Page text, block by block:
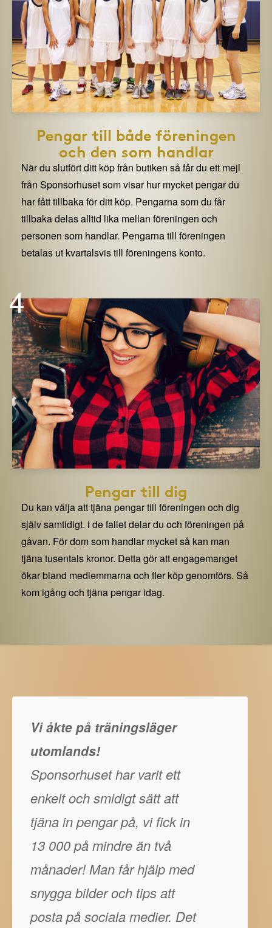
Pengar till både föreningen
och den som handlar
När du slutfört ditt köp från butiken så får du ett mejl
från Sponsorhuset som visar hur mycket pengar du
har fått tillbaka för ditt köp. Pengarna som du får
tillbaka delas alltid lika mellan föreningen och
personen som handlar. Pengarna till föreningen
betalas ut kvartalsvis till föreningens konto.
4
Pengar till dig
Du kan välja att tjäna pengar till föreningen och dig
själv samtidigt. i de fallet delar du och föreningen på
gåvan. För dom som handlar mycket så kan man
tjäna tusentals kronor. Detta gör att engagemanget
ökar bland medlemmarna och fler köp genomförs. Så
kom igång och tjäna pengar idag.
Vi åkte på träningsläger
utomlands!
Sponsorhuset har varit ett
enkelt och smidigt sätt att
tjäna in pengar på, vi fick in
13 000 på mindre än två
månader! Man får hjälp med
snygga bilder och tips att
posta på sociala medier. Det